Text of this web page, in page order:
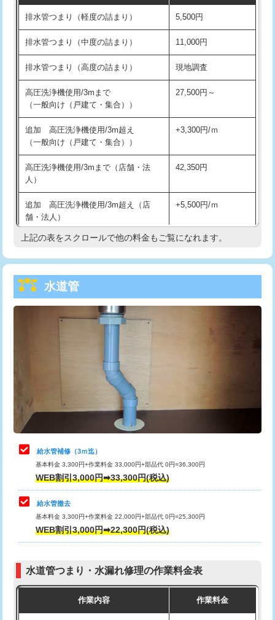
※給水管工事は20mmまでの価格です。
持込商品取付（混合水栓） 16,500円
持込商品取付（浄水器・分岐水栓） 16,500円
給水管工事※（ホール加工) 16,500円
給水管工事※（バンド止め) 3,300円
給水管工事※（支持金具設置)
給水管工事※（保温材使用（バンド止
め込み）)
5,500円
給水管工事※（土の掘削・埋め戻し作
業)
11,000円
給水管工事※（塩ビ管（VP・HI）使
用/3ｍまで)
33,000円
給水管工事※（塩ビ管（VP・HI）使
+8,800円
給水管工事※（ライニング鋼管・銅
管・ポリ管・HT管使用/3ｍまで)
給水管工事※（ライニング鋼管・銅
管・ポリ管・HT管使用/3ｍ超え)
排水管工事（土の掘削・埋め戻し作
11,000円~
排水管工事（排水管工事/3ｍまで） 55,000円
排水管工事（追加 排水管工事/3ｍ超
マス交換（土の掘削・埋め戻し作業）
マス交換（深さ50㎝未満）
マス交換（深さ50㎝以上）
コンクリート斫り（厚さ10㎝まで）
モルタル補修（厚さ10㎝超え） 38,500円
排水管つまり（軽度の詰まり） 5,500円
排水管つまり（中度の詰まり） 11,000円
排水管つまり（高度の詰まり） 現地調査
高圧洗浄機使用/3mまで
（一般向け（戸建て・集合））
27,500円～
追加 高圧洗浄機使用/3m超え
（一般向け（戸建て・集合））
+3,300円/ｍ
高圧洗浄機使用/3mまで（店舗・法
人）
42,350円
追加 高圧洗浄機使用/3m超え（店
舗・法人）
+5,500円/ｍ
高度高圧洗浄換 現地調査
トーラー機使用/3mまで
追加トーラー機使用/3m超え
33,000円
8,800円
止水・漏水調査・防水処理・清掃・修
理・調整・分解・加工など（軽作業）
11,000円
止水・漏水調査・防水処理・清掃・修
理・調整・分解・加工など（中作業）
止水・漏水調査・防水処理・清掃・修
理・調整・分解・加工など（重作業）
33,000円
その他部品の脱着
交換・取付（タンク）
式）)
式・ワンホール）)
上記の表をスクロールで他の料金もご覧になれます。
水道管
給水管補修（3ｍ迄）
基本料金 3,300円+作業料金 33,000円+部品代 0円=36,300円
WEB割引3,000円➡33,300円(税込)
給水管撤去
基本料金 3,300円+作業料金 22,000円+部品代 0円=25,300円
WEB割引3,000円➡22,300円(税込)
水道管つまり・水漏れ修理の作業料金表
作業内容 作業料金